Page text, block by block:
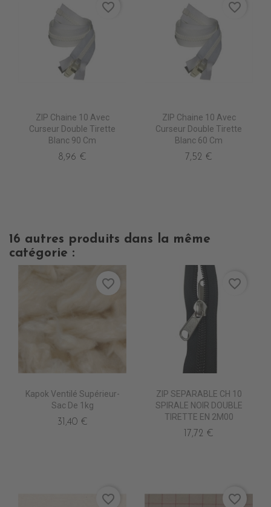
ZIP Chaine 10 Avec
Curseur Double Tirette
Blanc 90 Cm
8,96 €
favorite_border
ZIP Chaine 10 Avec
Curseur Double Tirette
Blanc 60 Cm
7,52 €
favorite_border
16 autres produits dans la même
catégorie :
Kapok Ventilé Supérieur-
Sac De 1kg
31,40 €
favorite_border
ZIP SEPARABLE CH 10
SPIRALE NOIR DOUBLE
TIRETTE EN 2M00
17,72 €
favorite_border
favorite_border favorite_border